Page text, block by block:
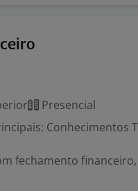
Presencial
Conhecimentos
fechamento financeiro,